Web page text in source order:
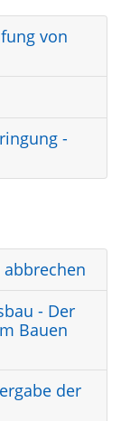
von
-
- Der
Bauen
der